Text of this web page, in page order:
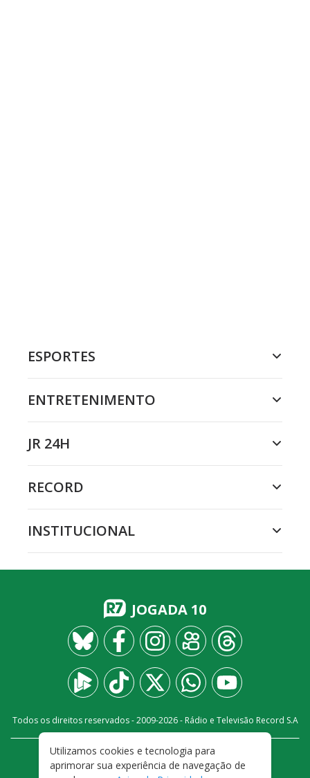
ESPORTES
ENTRETENIMENTO
JR 24H
RECORD
INSTITUCIONAL
JOGADA 10
Todos os direitos reservados - 2009-2026- Rádio e Televisão Record S.A
FALE CONOSCO
PRIVACIDADE
Utilizamos cookies e tecnologia para
aprimorar sua experiência de navegação de